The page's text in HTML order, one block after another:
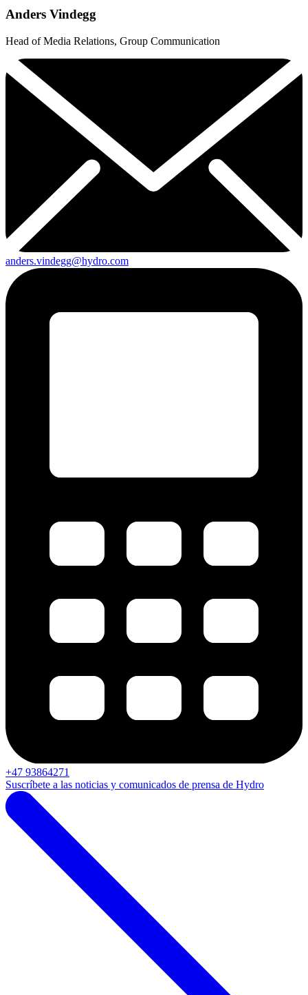
Anders Vindegg
Head of Media Relations, Group Communication
anders.vindegg@hydro.com
+47 93864271
Suscríbete a las noticias y comunicados de prensa de Hydro